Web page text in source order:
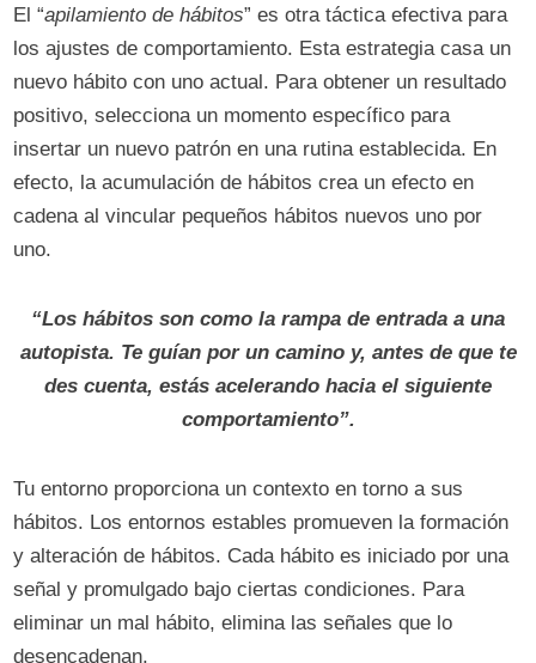
El “apilamiento de hábitos” es otra táctica efectiva para
los ajustes de comportamiento. Esta estrategia casa un
nuevo hábito con uno actual. Para obtener un resultado
positivo, selecciona un momento específico para
insertar un nuevo patrón en una rutina establecida. En
efecto, la acumulación de hábitos crea un efecto en
cadena al vincular pequeños hábitos nuevos uno por
uno.
“Los hábitos son como la rampa de entrada a una
autopista. Te guían por un camino y, antes de que te
des cuenta, estás acelerando hacia el siguiente
comportamiento”.
Tu entorno proporciona un contexto en torno a sus
hábitos. Los entornos estables promueven la formación
y alteración de hábitos. Cada hábito es iniciado por una
señal y promulgado bajo ciertas condiciones. Para
eliminar un mal hábito, elimina las señales que lo
desencadenan.